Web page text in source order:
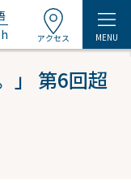
アクセス MENU
」 第6回超